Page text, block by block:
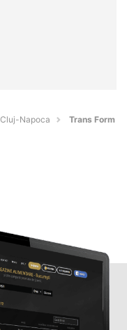
Napoca
Trans Form